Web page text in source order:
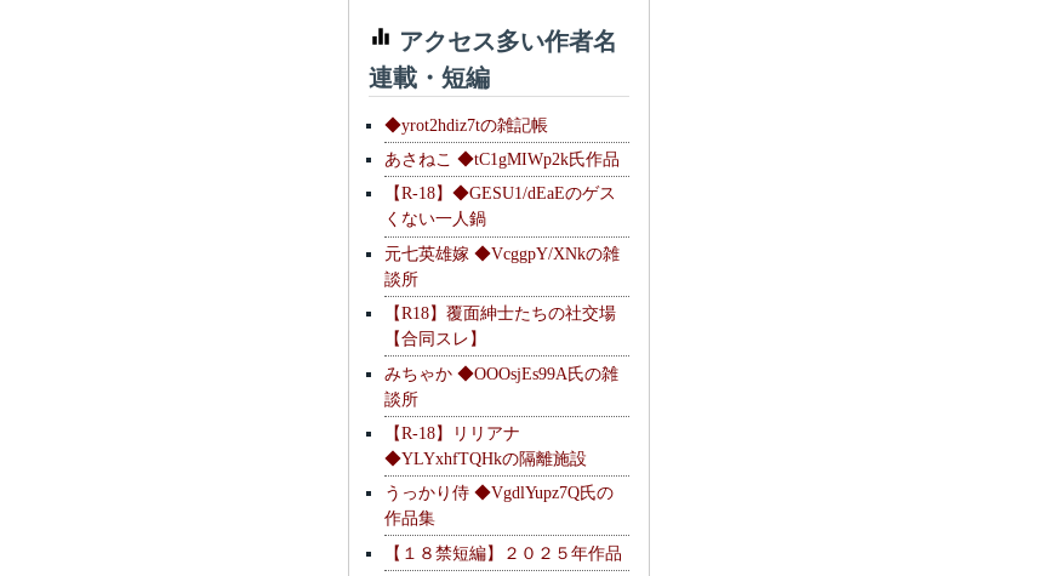
アクセス多い作者名
連載・短編
◆yrot2hdiz7tの雑記帳
あさねこ ◆tC1gMIWp2k氏作品
【R-18】◆GESU1/dEaEのゲス
くない一人鍋
元七英雄嫁 ◆VcggpY/XNkの雑
談所
【R18】覆面紳士たちの社交場
【合同スレ】
みちゃか ◆OOOsjEs99A氏の雑
談所
【R-18】リリアナ
◆YLYxhfTQHkの隔離施設
うっかり侍 ◆VgdlYupz7Q氏の
作品集
【１８禁短編】２０２５年作品